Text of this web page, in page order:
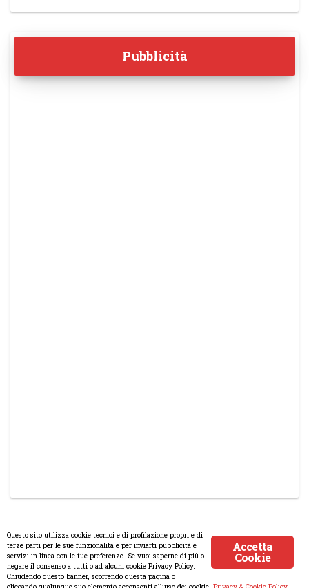
Pubblicità
© Copyright 2008-2017 Scenaripolitici.com - Tutti i diritti riservati.
Creato daAtlanticmoon.com
Accetta
Cookie
Questo sito utilizza cookie tecnici e di profilazione propri e di
terze parti per le sue funzionalità e per inviarti pubblicità e
servizi in linea con le tue preferenze. Se vuoi saperne di più o
negare il consenso a tutti o ad alcuni cookie Privacy Policy.
Chiudendo questo banner, scorrendo questa pagina o